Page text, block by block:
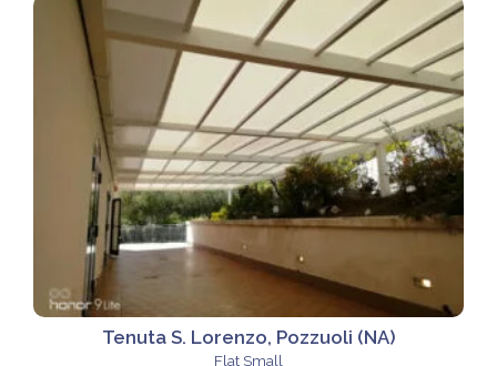
Tenuta S. Lorenzo, Pozzuoli (NA)
Flat Small